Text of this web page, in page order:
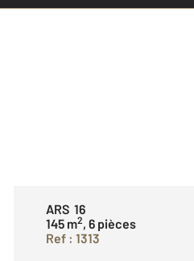
ARS 16
145 m2, 6 pièces
Ref : 1313